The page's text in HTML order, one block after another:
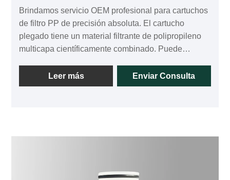
Brindamos servicio OEM profesional para cartuchos
de filtro PP de precisión absoluta. El cartucho
plegado tiene un material filtrante de polipropileno
multicapa científicamente combinado. Puede
maximizar la capacidad de retención de suciedad
del cartucho, prolongar la vida útil del cartucho y
Leer más Enviar Consulta